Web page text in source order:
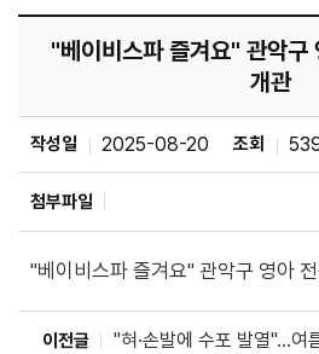
"베이비스파 즐겨요" 관악구
개관
작성일 2025-08-20 조회
첨부파일
"베이비스파 즐겨요" 관악구 영아
이전글
"혀·손발에 수포 발열"…여